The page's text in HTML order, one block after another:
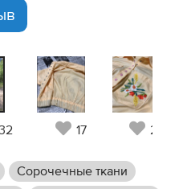
17 27
Сорочечные ткани